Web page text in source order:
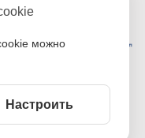
можно
Настроить